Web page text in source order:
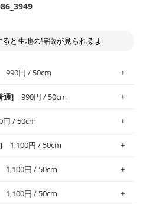
と生地の特徴が見られるよ
990円 / 50cm
適度な張りを併せ持ち、通気性の
。当サイトのオックス生地は、
の通園通学グッズにはツイル生
通] 990円 / 50cm
が特徴です。ベビー用品やハンカ
に最適です。高い吸湿性・通気性
ーグッズ
/ 50cm
。軽やかさとなめらかな手触りの
、涼しげなトップスなどに最適で
1,100円 / 50cm
のビエラ生地は、オックス生地よ
感と適度な落ち感を感じられるの
1,100円 / 50cm
1,100円 / 50cm